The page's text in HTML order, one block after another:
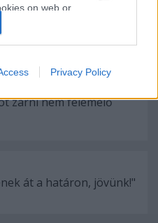
on web or
website or app.
storage
authentication
and other
Privacy Policy
kortárs drámák,
a Teátrumban
zárni nem felemelő
át a határon, jövünk!"